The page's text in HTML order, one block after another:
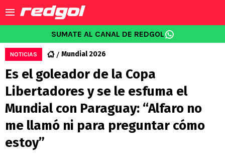
SUMATE AL CANAL DE REDGOL
NOTICIAS Mundial 2026
Es el goleador de la Copa
Libertadores y se le esfuma el
Mundial con Paraguay: “Alfaro no
me llamó ni para preguntar cómo
estoy”